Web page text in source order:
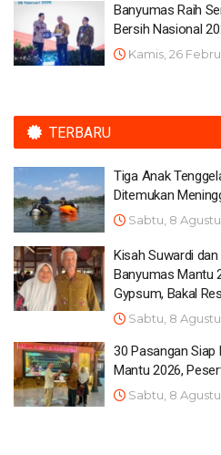
Banyumas Raih
Bersih Nasional
Kamis, 26
TERBARU
Tiga Anak
Ditemukan
Sabtu, 8
Kisah Suwardi
Banyumas Mantu
Gypsum, Bakal
Sabtu, 8
30 Pasangan
Mantu 2026,
Sabtu, 8